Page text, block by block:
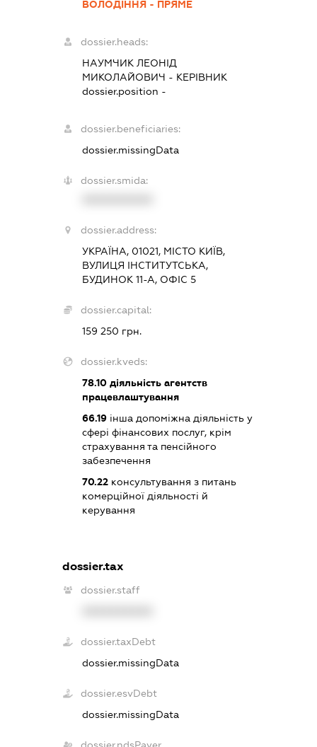
ВОЛОДІННЯ - ПРЯМЕ
dossier.heads:
НАУМЧИК ЛЕОНІД
МИКОЛАЙОВИЧ - КЕРІВНИК
dossier.position -
dossier.beneficiaries:
dossier.missingData
dossier.smida:
dossier.address:
УКРАЇНА, 01021, МІСТО КИЇВ,
ВУЛИЦЯ ІНСТИТУТСЬКА,
БУДИНОК 11-А, ОФІС 5
dossier.capital:
159 250 грн.
dossier.kveds:
78.10діяльність агентств
працевлаштування
66.19інша допоміжна діяльність у
сфері фінансових послуг, крім
страхування та пенсійного
забезпечення
70.22консультування з питань
комерційної діяльності й
керування
dossier.tax
dossier.staff
dossier.taxDebt
dossier.missingData
dossier.esvDebt
dossier.missingData